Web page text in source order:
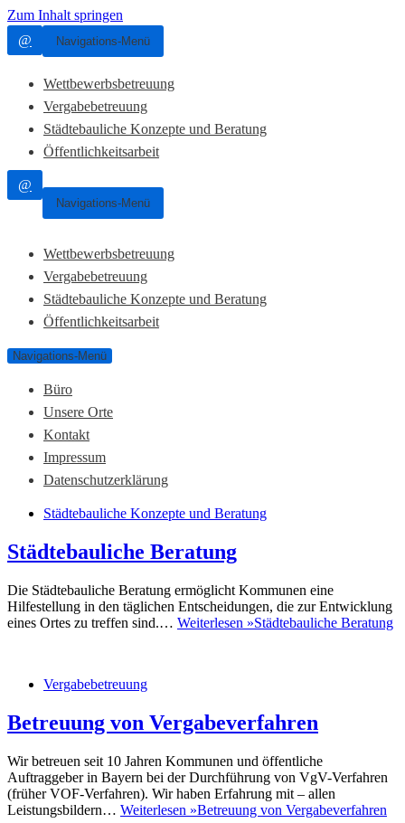
Zum Inhalt springen
@
Navigations-Menü
Wettbewerbsbetreuung
Vergabebetreuung
Städtebauliche Konzepte und Beratung
Öffentlichkeitsarbeit
@
Navigations-Menü
Wettbewerbsbetreuung
Vergabebetreuung
Städtebauliche Konzepte und Beratung
Öffentlichkeitsarbeit
Navigations-Menü
Büro
Unsere Orte
Kontakt
Impressum
Datenschutzerklärung
Städtebauliche Konzepte und Beratung
Städtebauliche Beratung
Die Städtebauliche Beratung ermöglicht Kommunen eine
Hilfestellung in den täglichen Entscheidungen, die zur Entwicklung
eines Ortes zu treffen sind.… Weiterlesen »Städtebauliche Beratung
Vergabebetreuung
Betreuung von Vergabeverfahren
Wir betreuen seit 10 Jahren Kommunen und öffentliche
Auftraggeber in Bayern bei der Durchführung von VgV-Verfahren
(früher VOF-Verfahren). Wir haben Erfahrung mit – allen
Leistungsbildern… Weiterlesen »Betreuung von Vergabeverfahren